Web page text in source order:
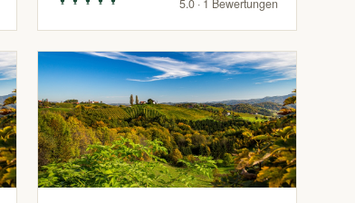
5.0 · 1 Bewertungen